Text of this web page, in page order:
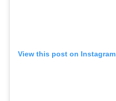
View this post on Instagram